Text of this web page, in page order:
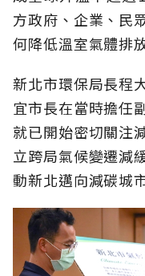
方政府、企業、民
何降低溫室氣體排
新北市環保局長程
宜市長在當時擔任
就已開始密切關注
立跨局氣候變遷減
動新北邁向減碳城